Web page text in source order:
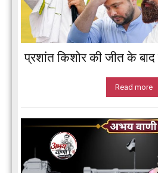
प्रशांत किशोर की जीत के बाद
Read more